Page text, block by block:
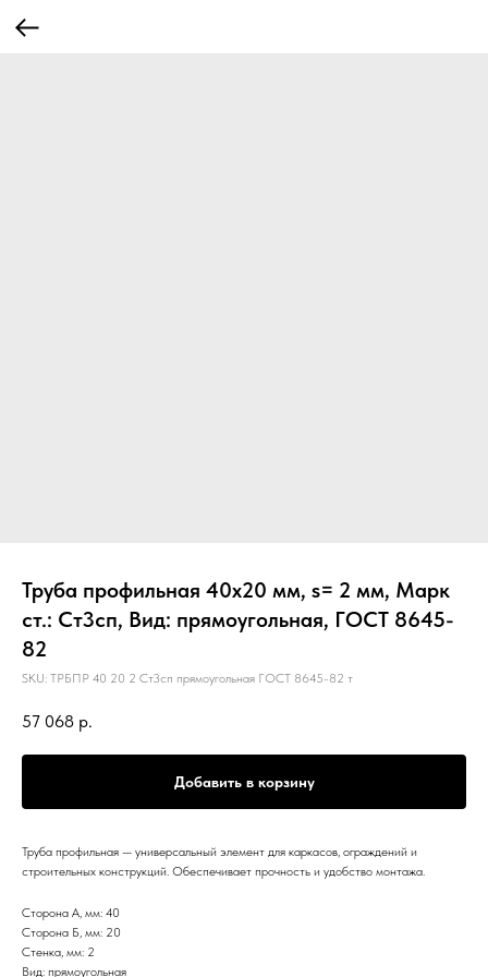
Труба профильная 40х20 мм, s= 2 мм, Марк
ст.: Ст3сп, Вид: прямоугольная, ГОСТ 8645-
82
SKU: ТРБПР 40 20 2 Ст3сп прямоугольная ГОСТ 8645-82 т
57 068 р.
Добавить в корзину
Труба профильная — универсальный элемент для каркасов, ограждений и
строительных конструкций. Обеспечивает прочность и удобство монтажа.
Сторона А, мм: 40
Сторона Б, мм: 20
Стенка, мм: 2
Вид: прямоугольная